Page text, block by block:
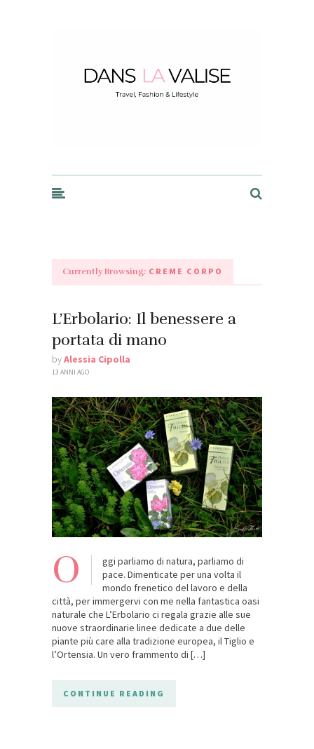
Currently Browsing: CREME CORPO
L’Erbolario: Il benessere a
portata di mano
byAlessia Cipolla
13 ANNI AGO
O
ggi parliamo di natura, parliamo di
pace. Dimenticate per una volta il
mondo frenetico del lavoro e della
città, per immergervi con me nella fantastica oasi
naturale che L’Erbolario ci regala grazie alle sue
nuove straordinarie linee dedicate a due delle
piante più care alla tradizione europea, il Tiglio e
l’Ortensia. Un vero frammento di […]
CONTINUE READING